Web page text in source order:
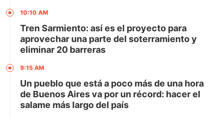
10:10 AM
Tren Sarmiento: así es el proyecto para
aprovechar una parte del soterramiento y
eliminar 20 barreras
9:15 AM
Un pueblo que está a poco más de una hora
de Buenos Aires va por un récord: hacer el
salame más largo del país